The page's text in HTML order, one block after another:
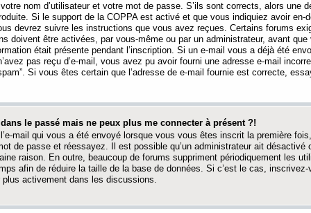
nom d’utilisateur et votre mot de passe. S’ils sont corrects, alors une
Si le support de la COPPA est activé et que vous indiquiez avoir en-
devrez suivre les instructions que vous avez reçues. Certains forums
doivent être activées, par vous-même ou par un administrateur, avant
était présente pendant l’inscription. Si un e-mail vous a déjà été
pas reçu d’e-mail, vous avez pu avoir fourni une adresse e-mail
Si vous êtes certain que l’adresse de e-mail fournie est correcte,
le passé mais ne peux plus me connecter à présent ?!
mail qui vous a été envoyé lorsque vous vous êtes inscrit la première
de passe et réessayez. Il est possible qu’un administrateur ait désactivé
raison. En outre, beaucoup de forums suppriment périodiquement les
afin de réduire la taille de la base de données. Si c’est le cas,
activement dans les discussions.